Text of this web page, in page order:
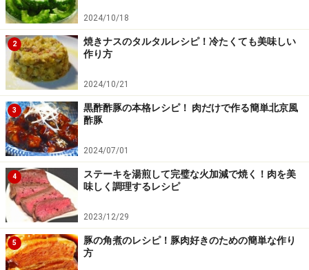
4
煮込む
最初は強火にかけ、沸騰したら弱火にする。肉が柔らか
くなるまで約1時間半じっくりと煮込む。頃合いを見
て、ブロッコリーと生トウモロコシを投入。
2024/10/18
2
焼きナスのタルタルレシピ！冷たくても美味しい
作り方
2024/10/21
3
黒酢酢豚の本格レシピ！ 肉だけで作る簡単北京風
酢豚
2024/07/01
4
ステーキを湯煎して完璧な火加減で焼く！肉を美
味しく調理するレシピ
2023/12/29
5
豚の角煮のレシピ！豚肉好きのための簡単な作り
方